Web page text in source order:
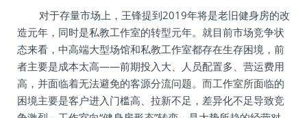
对于存量市场上，王锋提到2019年将是老旧健身房的改
造元年，同时是私教工作室的转型元年。就目前市场竞争状
态来看，中高端大型场馆和私教工作室都存在生存困境，前
者主要是成本太高——前期投入大、人员配置多、营运费用
高，并面临着无法避免的客源分流问题。而工作室所面临的
困境主要是客户进入门槛高、拉新不足，差异化不足导致竞